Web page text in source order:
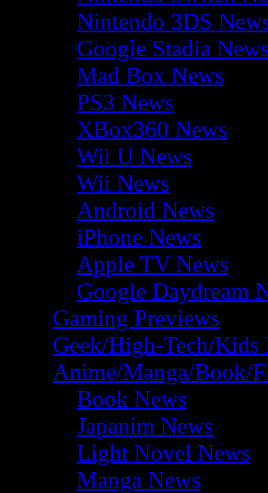
Nintendo 3DS
Google Stadia
Mad Box News
PS3 News
XBox360 News
Wii U News
Wii News
Android News
iPhone News
Apple TV News
Google Daydream
Gaming Previews
Geek/High-Tech/Kids
Anime/Manga/Book/
Book News
Japanim News
Light Novel News
Manga News